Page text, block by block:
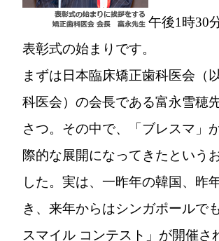
午後1時30
表彰式の始まりです。
まずは日本臨床矯正歯科医会（
科医会）の会長である富永雪穂
さつ。その中で、「ブレスマ」
際的な展開になってきたという
した。実は、一昨年の韓国、昨
き、来年からはシンガポールで
スマイル コンテスト」が開催さ